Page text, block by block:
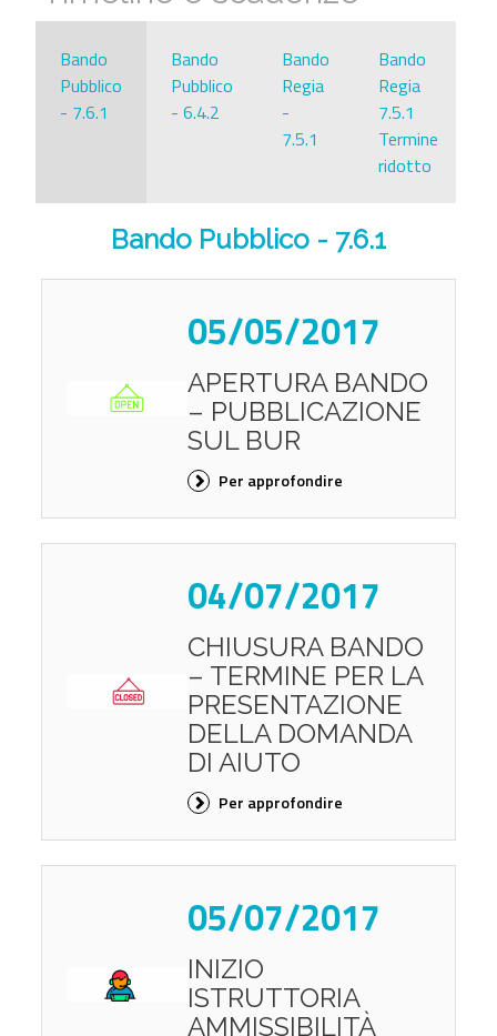
Bando
Pubblico
- 7.6.1
Bando
Pubblico
- 6.4.2
Bando
Regia
-
7.5.1
Bando
Regia
7.5.1
Termine
ridotto
Bando Pubblico - 7.6.1
05/05/2017
APERTURA BANDO
– PUBBLICAZIONE
SUL BUR
Per approfondire
04/07/2017
CHIUSURA BANDO
– TERMINE PER LA
PRESENTAZIONE
DELLA DOMANDA
DI AIUTO
Per approfondire
05/07/2017
INIZIO
ISTRUTTORIA
AMMISSIBILITÀ